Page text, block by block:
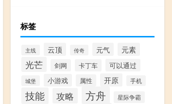
标签
主线 云顶 传奇 元气 元素
光芒 剑网 卡丁车 可以通过
城堡 小游戏 属性 开原 手机
技能 攻略 方舟 星际争霸